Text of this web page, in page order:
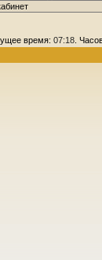
время: 07:18 .